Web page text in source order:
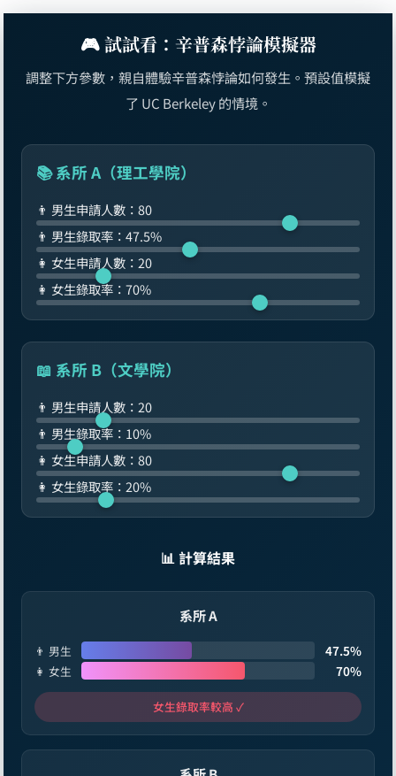
🎮 試試看：辛普森悖論模擬器
調整下方參數，親自體驗辛普森悖論如何發生。預設值模擬
了 UC Berkeley 的情境。
📚 系所 A（理工學院）
👨 男生申請人數： 80
👨 男生錄取率： 47.5%
👩 女生申請人數： 20
👩 女生錄取率： 70%
📖 系所 B（文學院）
👨 男生申請人數： 20
👨 男生錄取率： 10%
👩 女生申請人數： 80
👩 女生錄取率： 20%
📊 計算結果
系所 A
👨 男生 47.5%
👩 女生 70%
女生錄取率較高 ✓